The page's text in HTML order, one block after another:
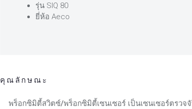
รุ่น SIQ 80
ยี่ห้อ Aeco
คุณลักษณะ
พร็อกซิมิตี้สวิตซ์/พร็อกซิมิตี้เซนเซอร์ เป็นเซนเซอร์ตรว